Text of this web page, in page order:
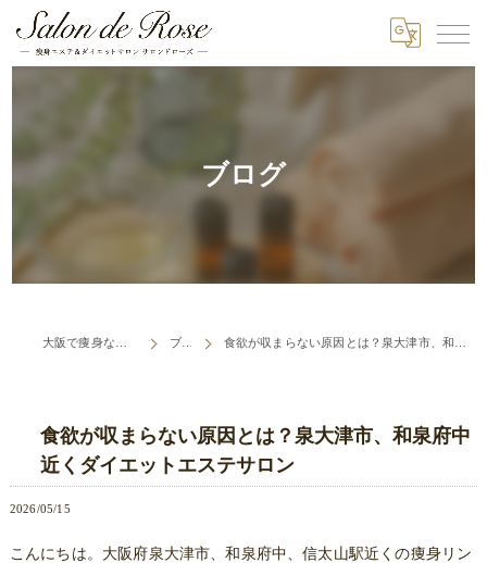
ブログ
ブログ 食欲が収まらない原因とは？泉大津市、和泉府中近くダイエットエステサロン
食欲が収まらない原因とは？泉大津市、和泉府中
近くダイエットエステサロン
2026/05/15
こんにちは。大阪府泉大津市、和泉府中、信太山駅近くの痩身リン